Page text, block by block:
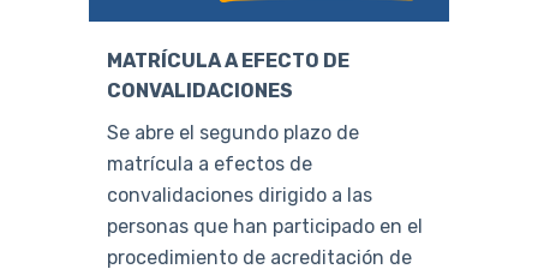
MATRÍCULA A EFECTO DE
CONVALIDACIONES
Se abre el segundo plazo de
matrícula a efectos de
convalidaciones dirigido a las
personas que han participado en el
procedimiento de acreditación de